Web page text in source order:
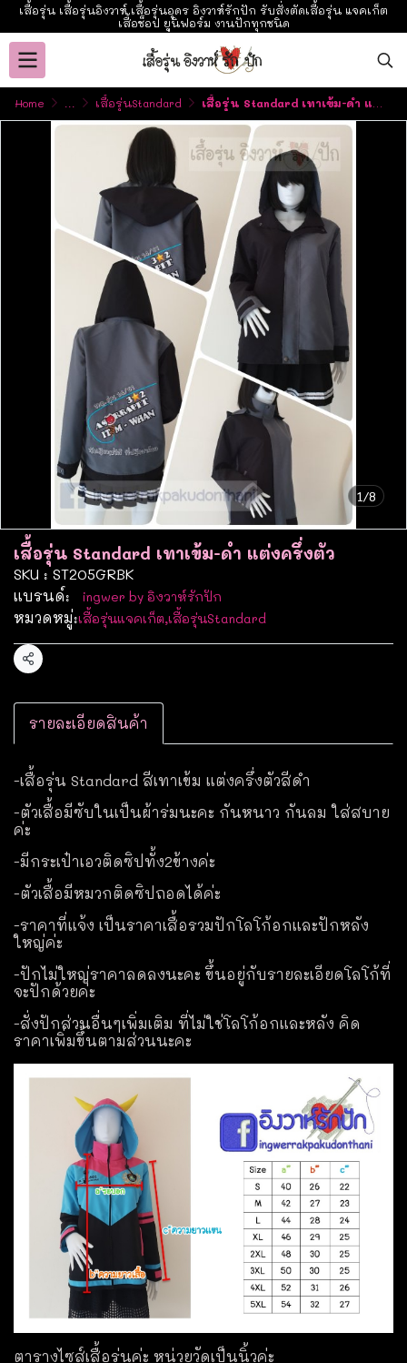
เสื้อรุ่น เสื้อรุ่นอิงวาห์ เสื้อรุ่นอุดร อิงวาห์รักปัก รับสั่งตัดเสื้อรุ่น แจคเก็ต
เสื้อช็อป ยูนิฟอร์ม งานปักทุกชนิด
Home เสื้อรุ่นStandard เสื้อรุ่น Standard เทาเข้ม-ดำ แต่งครึ่งตัว
1/8
เสื้อรุ่น Standard เทาเข้ม-ดำ แต่งครึ่งตัว
SKU : ST205GRBK
แบรนด์:
ingwer by อิงวาห์รักปัก
หมวดหมู่:เสื้อรุ่นแจคเก็ต,เสื้อรุ่นStandard
แชร์
รายละเอียดสินค้า
-เสื้อรุ่น Standard สีเทาเข้ม แต่งครึ่งตัวสีดำ
-ตัวเสื้อมีซับในเป็นผ้าร่มนะคะ กันหนาว กันลม ใส่สบาย
ค่ะ
-มีกระเป๋าเอวติดซิปทั้ง2ข้างค่ะ
-ตัวเสื้อมีหมวกติดซิปถอดได้ค่ะ
-ราคาที่แจ้ง เป็นราคาเสื้อรวมปักโลโก้อกและปักหลัง
ใหญ่ค่ะ
-ปักไม่ใหญ่ราคาลดลงนะคะ ขึ้นอยู่กับรายละเอียดโลโก้ที่
จะปักด้วยค่ะ
-สั่งปักส่วนอื่นๆเพิ่มเติม ที่ไม่ใช่โลโก้อกและหลัง คิด
ราคาเพิ่มขึ้นตามส่วนนะคะ
ตารางไซส์เสื้อรุ่นค่ะ หน่วยวัดเป็นนิ้วค่ะ